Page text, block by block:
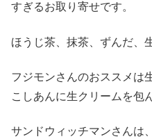
すぎるお取り寄せです。
ほうじ茶、抹茶、ずんだ、
フジモンさんのおススメは
こしあんに生クリームを包
サンドウィッチマンさんは